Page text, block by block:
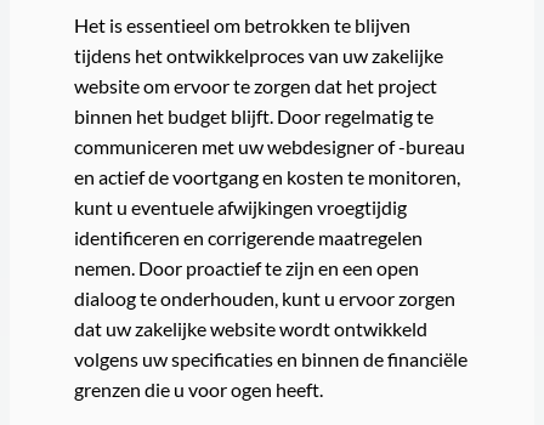
Het is essentieel om betrokken te blijven
tijdens het ontwikkelproces van uw zakelijke
website om ervoor te zorgen dat het project
binnen het budget blijft. Door regelmatig te
communiceren met uw webdesigner of -bureau
en actief de voortgang en kosten te monitoren,
kunt u eventuele afwijkingen vroegtijdig
identificeren en corrigerende maatregelen
nemen. Door proactief te zijn en een open
dialoog te onderhouden, kunt u ervoor zorgen
dat uw zakelijke website wordt ontwikkeld
volgens uw specificaties en binnen de financiële
grenzen die u voor ogen heeft.